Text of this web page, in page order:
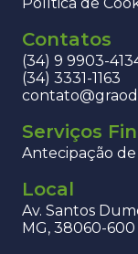
Contatos
(34) 9 9903-
(34) 3331-1163
Serviços
Antecipação de
Local
Av. Santos
MG, 38060-600